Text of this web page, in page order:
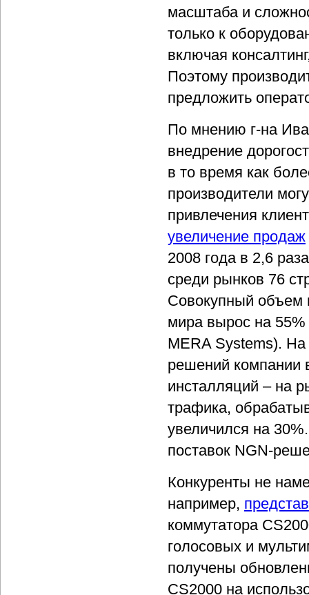
масштаба и
только к
включая
Поэтому
предложить
По мнению г-на
внедрение
в то время как
производители
привлечения
увеличение продаж
2008 года в 2,6
среди рынков 76
Совокупный
мира вырос на
MERA Systems).
решений компании
инсталляций – на
трафика,
увеличился на
поставок NGN-
Конкуренты не
например,
коммутатора
голосовых и
получены
CS2000 на